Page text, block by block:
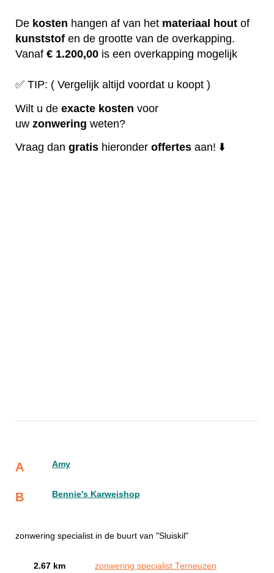
De kosten hangen af van het materiaal hout of
kunststof en de grootte van de overkapping.
Vanaf € 1.200,00 is een overkapping mogelijk
✅ TIP: ( Vergelijk altijd voordat u koopt )
Wilt u de exacte kosten voor
uw zonwering weten?
Vraag dan gratis hieronder offertes aan! ⬇️
A Amy
B Bennie's Karweishop
zonwering specialist in de buurt van "Sluiskil"
2.67 km
zonwering specialist Terneuzen